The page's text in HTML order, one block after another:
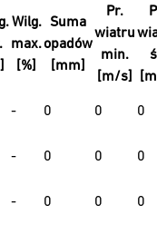
Wilg.
max.
[%]
Suma
opadów
[mm]
Pr.
wiatru
min.
[m/s]
- 0 0 0
- 0 0 0
- 0 0 0